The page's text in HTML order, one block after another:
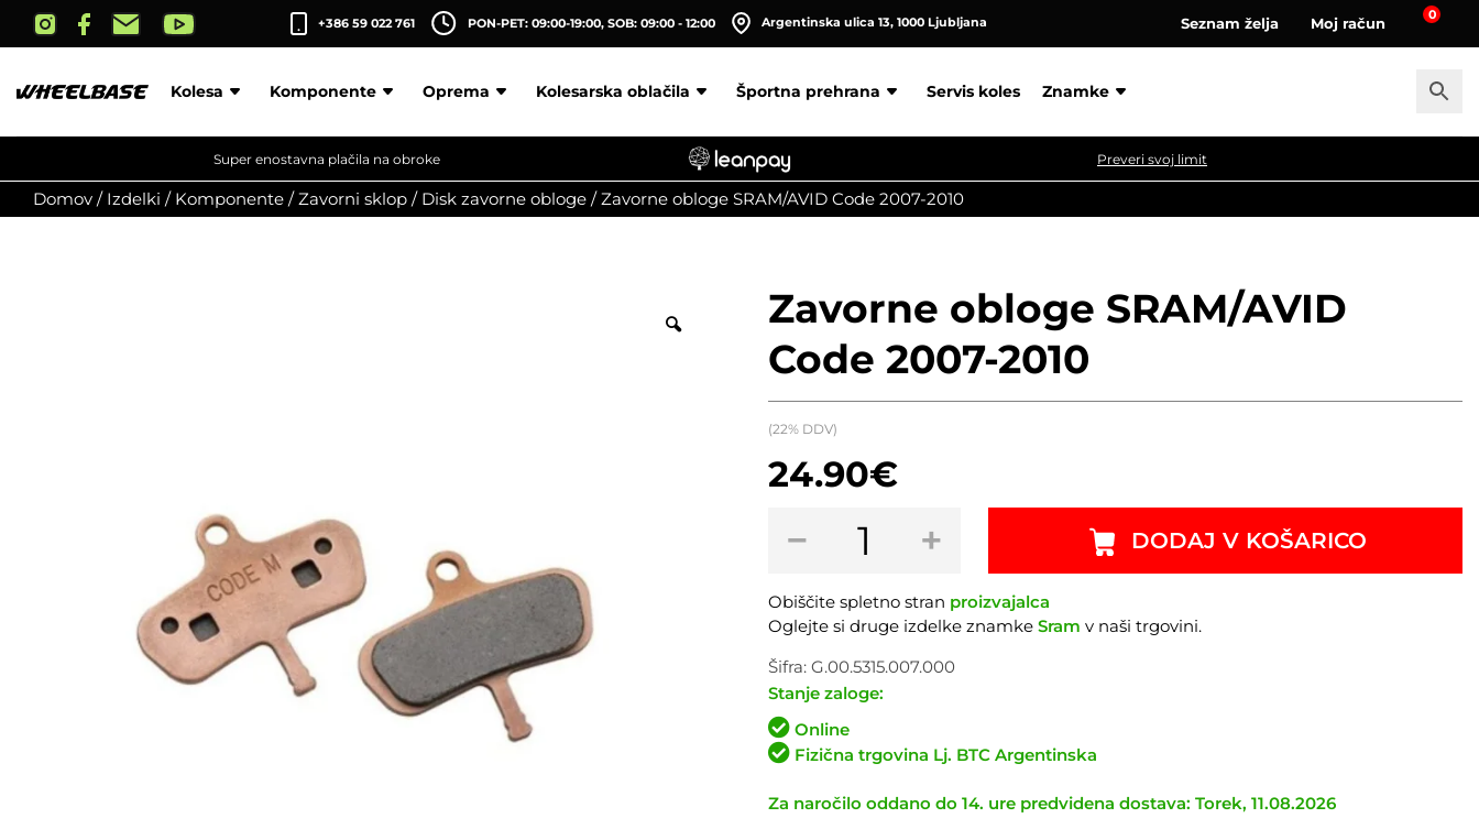
content
+386 59 022 761 PON-PET: 09:00-19:00, SOB: 09:00 - 12:00 Argentinska ulica 13, 1000 Ljubljana Seznam želja Moj račun 0
Kolesa Komponente Oprema Kolesarska oblačila Športna prehrana Servis koles Znamke
Super enostavna plačila na obroke Preveri svoj limit
Domov / Izdelki / Komponente /Zavorni sklop / Disk zavorne obloge /Zavorne obloge SRAM/AVID Code 2007-2010
Zavorne obloge SRAM/AVID
Code 2007-2010
24.90€
(22% DDV)
−
obloge
Code
2007-
2010
količina
+ DODAJ V KOŠARICO
Obiščite spletno stran proizvajalca
Oglejte si druge izdelke znamkeSram v naši trgovini.
Šifra:G.00.5315.007.000
Stanje zaloge:
Online
Fizična trgovina Lj. BTC Argentinska
Za naročilo oddano do 14. ure predvidena dostava: Torek, 11.08.2026